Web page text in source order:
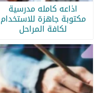
اذاعه كامله مدرسية
مكتوبة جاهزة للاستخدام
لكافة المراحل